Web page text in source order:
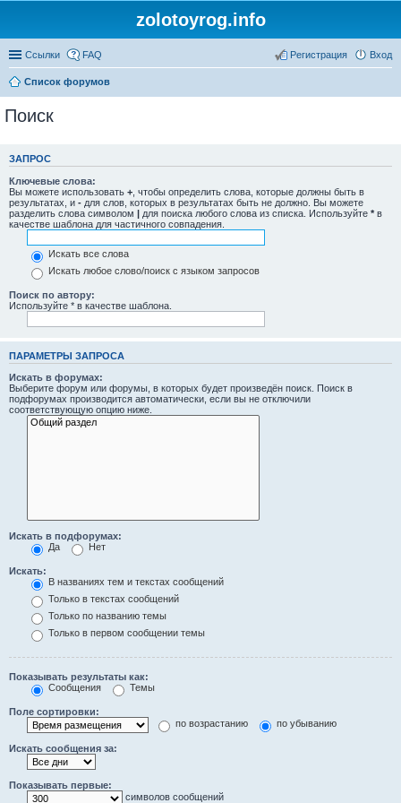
zolotoyrog.info
Ссылки FAQ Вход
Регистрация
Список форумов
Поиск
ЗАПРОС
Ключевые слова:
Вы можете использовать + , чтобы определить слова, которые должны быть в
результатах, и - для слов, которых в результатах быть не должно. Вы можете
разделить слова символом | для поиска любого слова из списка. Используйте * в
качестве шаблона для частичного совпадения.
Искать все слова
Искать любое слово/поиск с языком запросов
Поиск по автору:
Используйте * в качестве шаблона.
ПАРАМЕТРЫ ЗАПРОСА
Искать в форумах:
Выберите форум или форумы, в которых будет произведён поиск. Поиск в
подфорумах производится автоматически, если вы не отключили
соответствующую опцию ниже.
Искать в подфорумах:
Да
Нет
Искать:
В названиях тем и текстах сообщений
Только в текстах сообщений
Только по названию темы
Только в первом сообщении темы
Показывать результаты как:
Сообщения
Темы
Поле сортировки:
по возрастанию
по убыванию
Искать сообщения за:
Показывать первые:
символов сообщений